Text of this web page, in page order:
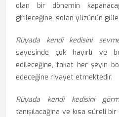
olan bir dönemin
girileceğine, solan yüzünün
Rüyada kendi kedisini
sayesinde çok hayırlı ve
edileceğine, fakat her şeyin
edeceğine rivayet etmektedir.
Rüyada kendi kedisini
tanışılacağına ve kısa süreli